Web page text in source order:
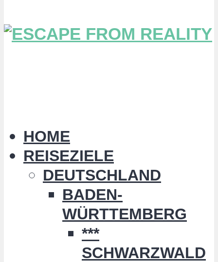
HOME
REISEZIELE
DEUTSCHLAND
BADEN-
WÜRTTEMBERG
***
SCHWARZWALD